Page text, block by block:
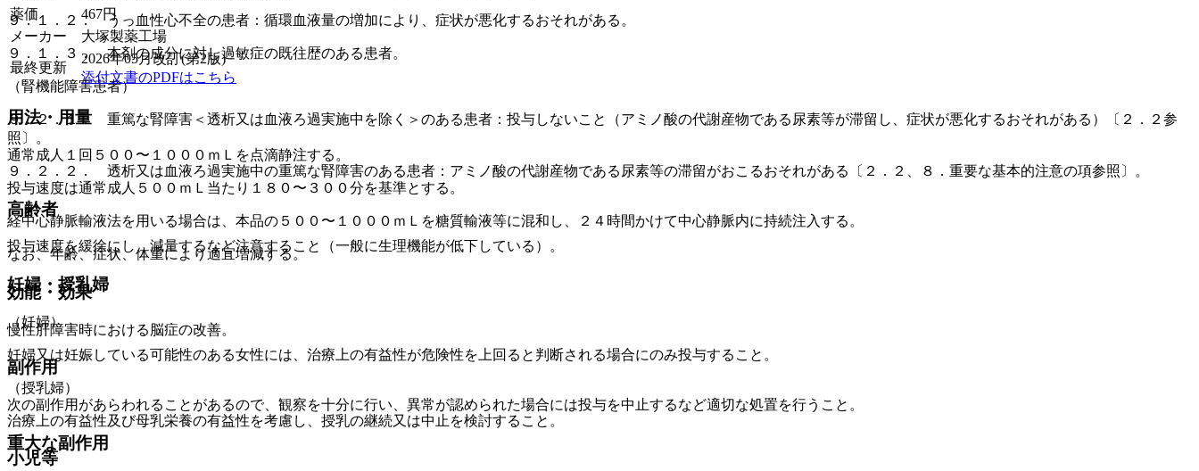
９．１．２． うっ血性心不全の患者：循環血液量の増加により、症状が悪化するおそれがある。
９．１．３． 本剤の成分に対し過敏症の既往歴のある患者。
（腎機能障害患者）
９．２．１． 重篤な腎障害＜透析又は血液ろ過実施中を除く＞のある患者：投与しないこと（アミノ酸の代謝産物である尿素等が滞留し、症状が悪化するおそれがある）〔２．２参
照〕。
９．２．２． 透析又は血液ろ過実施中の重篤な腎障害のある患者：アミノ酸の代謝産物である尿素等の滞留がおこるおそれがある〔２．２、８．重要な基本的注意の項参照〕。
高齢者
投与速度を緩徐にし、減量するなど注意すること（一般に生理機能が低下している）。
妊婦・授乳婦
（妊婦）
妊婦又は妊娠している可能性のある女性には、治療上の有益性が危険性を上回ると判断される場合にのみ投与すること。
（授乳婦）
治療上の有益性及び母乳栄養の有益性を考慮し、授乳の継続又は中止を検討すること。
小児等
薬価
467円
メーカー
大塚製薬工場
最終更新
2026年05月改訂(第2版)
添付文書のPDFはこちら
用法・用量
通常成人１回５００〜１０００ｍＬを点滴静注する。
投与速度は通常成人５００ｍＬ当たり１８０〜３００分を基準とする。
経中心静脈輸液法を用いる場合は、本品の５００〜１０００ｍＬを糖質輸液等に混和し、２４時間かけて中心静脈内に持続注入する。
なお、年齢、症状、体重により適宜増減する。
効能・効果
慢性肝障害時における脳症の改善。
副作用
次の副作用があらわれることがあるので、観察を十分に行い、異常が認められた場合には投与を中止するなど適切な処置を行うこと。
重大な副作用